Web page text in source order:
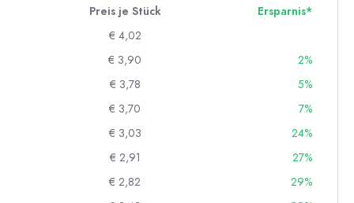
Preis je Stück
Ersparnis*
€ 4,02
€ 3,90
2%
€ 3,78
5%
€ 3,70
7%
€ 3,03
24%
€ 2,91
27%
€ 2,82
29%